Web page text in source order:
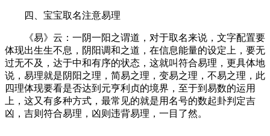
四、宝宝取名注意易理
《易》云：一阴一阳之谓道，对于取名来说，文字配置要
体现出生生不息，阴阳调和之道，在信息能量的设定上，要无
过无不及，达于中和有序的状态，这就叫符合易理，更具体地
说，易理就是阴阳之理，简易之理，变易之理，不易之理，此
四理体现要看是否达到元亨利贞的境界，至于到易数的运用
上，这又有多种方式，最常见的就是用名号的数起卦判定吉
凶，吉则符合易理，凶则违背易理，一目了然。